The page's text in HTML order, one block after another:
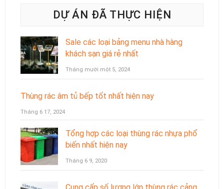
DỰ ÁN ĐÃ THỰC HIỆN
Sale các loại bảng menu nhà hàng
khách sạn giá rẻ nhất
Tháng mười một 5, 2024
Thùng rác âm tủ bếp tốt nhất hiện nay
Tháng 6 17, 2024
Tổng hợp các loại thùng rác nhựa phổ
biến nhất hiện nay
Tháng 6 9, 2020
Cung cấp số lượng lớn thùng rác cảng